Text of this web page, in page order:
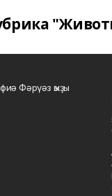
Фәрүәз ҡыҙы